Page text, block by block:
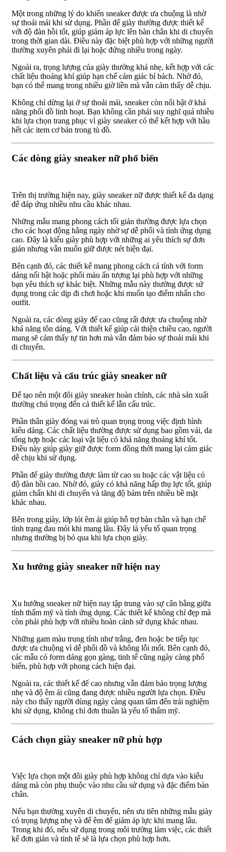
Một trong những lý do khiến sneaker được ưa chuộng là nhờ
sự thoải mái khi sử dụng. Phần đế giày thường được thiết kế
với độ đàn hồi tốt, giúp giảm áp lực lên bàn chân khi di chuyển
trong thời gian dài. Điều này đặc biệt phù hợp với những người
thường xuyên phải đi lại hoặc đứng nhiều trong ngày.
Ngoài ra, trọng lượng của giày thường khá nhẹ, kết hợp với các
chất liệu thoáng khí giúp hạn chế cảm giác bí bách. Nhờ đó,
bạn có thể mang trong nhiều giờ liền mà vẫn cảm thấy dễ chịu.
Không chỉ dừng lại ở sự thoải mái, sneaker còn nổi bật ở khả
năng phối đồ linh hoạt. Bạn không cần phải suy nghĩ quá nhiều
khi lựa chọn trang phục vì giày sneaker có thể kết hợp với hầu
hết các item cơ bản trong tủ đồ.
Các dòng giày sneaker nữ phổ biến
Trên thị trường hiện nay, giày sneaker nữ được thiết kế đa dạng
để đáp ứng nhiều nhu cầu khác nhau.
Những mẫu mang phong cách tối giản thường được lựa chọn
cho các hoạt động hằng ngày nhờ sự dễ phối và tính ứng dụng
cao. Đây là kiểu giày phù hợp với những ai yêu thích sự đơn
giản nhưng vẫn muốn giữ được nét hiện đại.
Bên cạnh đó, các thiết kế mang phong cách cá tính với form
dáng nổi bật hoặc phối màu ấn tượng lại phù hợp với những
bạn yêu thích sự khác biệt. Những mẫu này thường được sử
dụng trong các dịp đi chơi hoặc khi muốn tạo điểm nhấn cho
outfit.
Ngoài ra, các dòng giày đế cao cũng rất được ưa chuộng nhờ
khả năng tôn dáng. Với thiết kế giúp cải thiện chiều cao, người
mang sẽ cảm thấy tự tin hơn mà vẫn đảm bảo sự thoải mái khi
di chuyển.
Chất liệu và cấu trúc giày sneaker nữ
Để tạo nên một đôi giày sneaker hoàn chỉnh, các nhà sản xuất
thường chú trọng đến cả thiết kế lẫn cấu trúc.
Phần thân giày đóng vai trò quan trọng trong việc định hình
kiểu dáng. Các chất liệu thường được sử dụng bao gồm vải, da
tổng hợp hoặc các loại vật liệu có khả năng thoáng khí tốt.
Điều này giúp giày giữ được form đồng thời mang lại cảm giác
dễ chịu khi sử dụng.
Phần đế giày thường được làm từ cao su hoặc các vật liệu có
độ đàn hồi cao. Nhờ đó, giày có khả năng hấp thụ lực tốt, giúp
giảm chấn khi di chuyển và tăng độ bám trên nhiều bề mặt
khác nhau.
Bên trong giày, lớp lót êm ái giúp hỗ trợ bàn chân và hạn chế
tình trạng đau mỏi khi mang lâu. Đây là yếu tố quan trọng
nhưng thường bị bỏ qua khi lựa chọn giày.
Xu hướng giày sneaker nữ hiện nay
Xu hướng sneaker nữ hiện nay tập trung vào sự cân bằng giữa
tính thẩm mỹ và tính ứng dụng. Các thiết kế không chỉ đẹp mà
còn phải phù hợp với nhiều hoàn cảnh sử dụng khác nhau.
Những gam màu trung tính như trắng, đen hoặc be tiếp tục
được ưa chuộng vì dễ phối đồ và không lỗi mốt. Bên cạnh đó,
các mẫu có form dáng gọn gàng, tinh tế cũng ngày càng phổ
biến, phù hợp với phong cách hiện đại.
Ngoài ra, các thiết kế đế cao nhưng vẫn đảm bảo trọng lượng
nhẹ và độ êm ái cũng đang được nhiều người lựa chọn. Điều
này cho thấy người dùng ngày càng quan tâm đến trải nghiệm
khi sử dụng, không chỉ đơn thuần là yếu tố thẩm mỹ.
Cách chọn giày sneaker nữ phù hợp
Việc lựa chọn một đôi giày phù hợp không chỉ dựa vào kiểu
dáng mà còn phụ thuộc vào nhu cầu sử dụng và đặc điểm bàn
chân.
Nếu bạn thường xuyên di chuyển, nên ưu tiên những mẫu giày
có trọng lượng nhẹ và đế êm để giảm áp lực khi mang lâu.
Trong khi đó, nếu sử dụng trong môi trường làm việc, các thiết
kế đơn giản và tinh tế sẽ là lựa chọn phù hợp hơn.